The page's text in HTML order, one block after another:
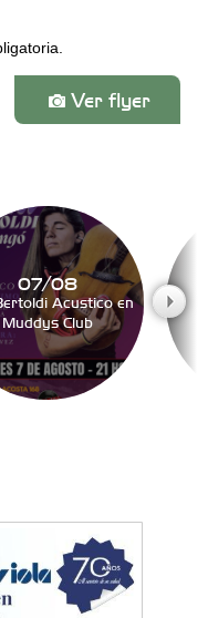
Ver flyer
07/08
Acustico en
Muddys Club